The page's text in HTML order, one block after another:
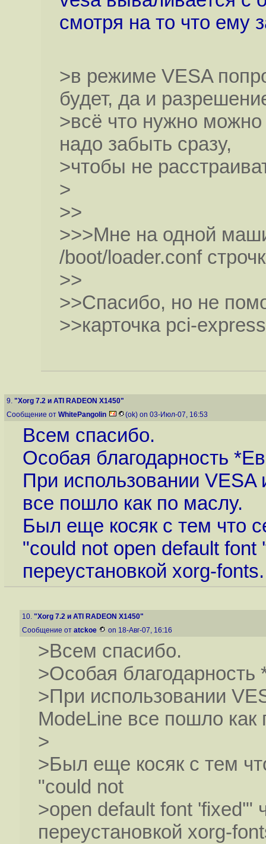
смотря на то что ему
>в режиме VESA
будет, да и
>всё что нужно
надо забыть сразу,
>чтобы не
>
>>
>>>Мне на одной
/boot/loader.conf
>>
>>Спасибо, но не
>>карточка pci-express
9. "Xorg 7.2 и ATI RADEON X1450"
Сообщение от WhitePangolin (ok) on 03-Июл-07, 16:53
Всем спасибо.
Особая благодарность
При использовании VESA
все пошло как по маслу.
Был еще косяк с тем что
"could not open default
переустановкой xorg-fonts.
10. "Xorg 7.2 и ATI RADEON X1450"
Сообщение от atckoe on 18-Авг-07, 16:16
>Всем спасибо.
>Особая благодарность
>При использовании
ModeLine все пошло как
>
>Был еще косяк с тем
"could not
>open default font 'fixed'"
переустановкой xorg-